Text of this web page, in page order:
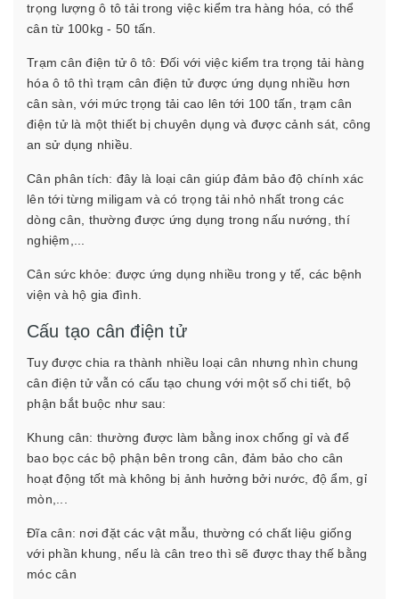
trọng lượng ô tô tải trong việc kiểm tra hàng hóa, có thể
cân từ 100kg - 50 tấn.
Trạm cân điện tử ô tô: Đối với việc kiểm tra trọng tải hàng
hóa ô tô thì trạm cân điện tử được ứng dụng nhiều hơn
cân sàn, với mức trọng tải cao lên tới 100 tấn, trạm cân
điện tử là một thiết bị chuyên dụng và được cảnh sát, công
an sử dụng nhiều.
Cân phân tích: đây là loại cân giúp đảm bảo độ chính xác
lên tới từng miligam và có trọng tải nhỏ nhất trong các
dòng cân, thường được ứng dụng trong nấu nướng, thí
nghiệm,...
Cân sức khỏe: được ứng dụng nhiều trong y tế, các bệnh
viện và hộ gia đình.
Cấu tạo cân điện tử
Tuy được chia ra thành nhiều loại cân nhưng nhìn chung
cân điện tử vẫn có cấu tạo chung với một số chi tiết, bộ
phận bắt buộc như sau:
Khung cân: thường được làm bằng inox chống gỉ và để
bao bọc các bộ phận bên trong cân, đảm bảo cho cân
hoạt động tốt mà không bị ảnh hưởng bởi nước, độ ẩm, gỉ
mòn,...
Đĩa cân: nơi đặt các vật mẫu, thường có chất liệu giống
với phần khung, nếu là cân treo thì sẽ được thay thế bằng
móc cân